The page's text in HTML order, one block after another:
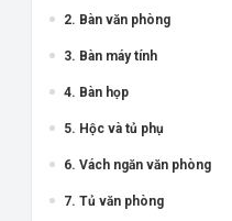
2. Bàn văn phòng
3. Bàn máy tính
4. Bàn họp
5. Hộc và tủ phụ
6. Vách ngăn văn phòng
7. Tủ văn phòng